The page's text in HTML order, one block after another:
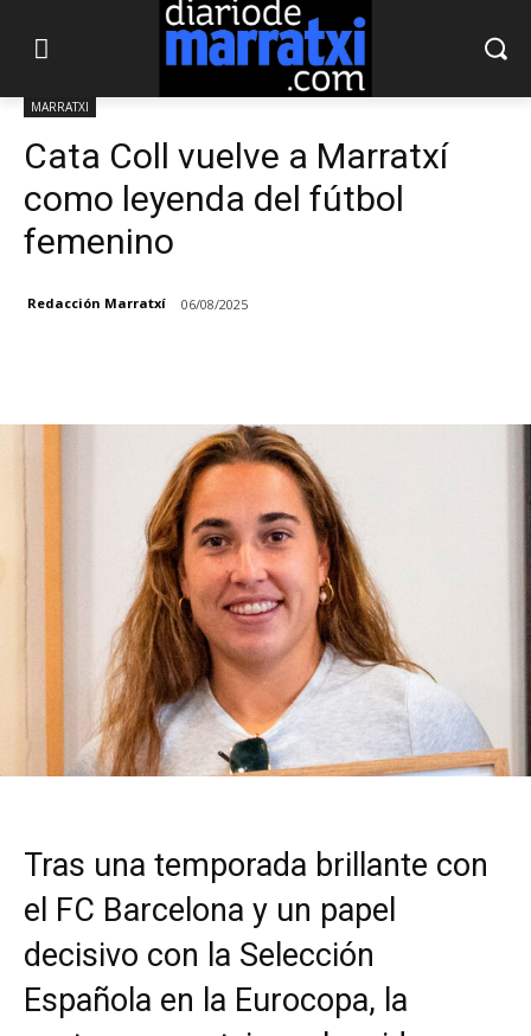
MARRATXI
Cata Coll vuelve a Marratxí
como leyenda del fútbol
femenino
Redacción Marratxí 06/08/2025
Tras una temporada brillante con
el FC Barcelona y un papel
decisivo con la Selección
Española en la Eurocopa, la